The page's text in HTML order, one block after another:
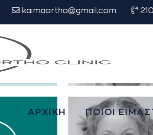
kaimaortho@gmail.com
ΑΡΧΙΚΗ ΠΟΙΟΙ